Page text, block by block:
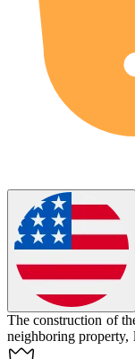
The construction of
neighboring property,